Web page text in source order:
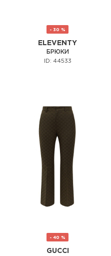
- 30 %
ELEVENTY
БРЮКИ
ID: 44533
- 40 %
GUCCI